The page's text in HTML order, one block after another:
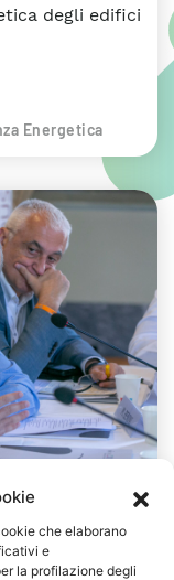
che elaborano
e
la profilazione degli
degli edifici
Energetica